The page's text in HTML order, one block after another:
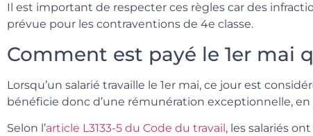
Il est important de respecter ces règles car des
prévue pour les contraventions de 4e classe.
Comment est payé le 1er mai
Lorsqu’un salarié travaille le 1er mai, ce jour est
bénéficie donc d’une rémunération exceptionnelle,
Selon l’article L3133-5 du Code du travail, les salariés